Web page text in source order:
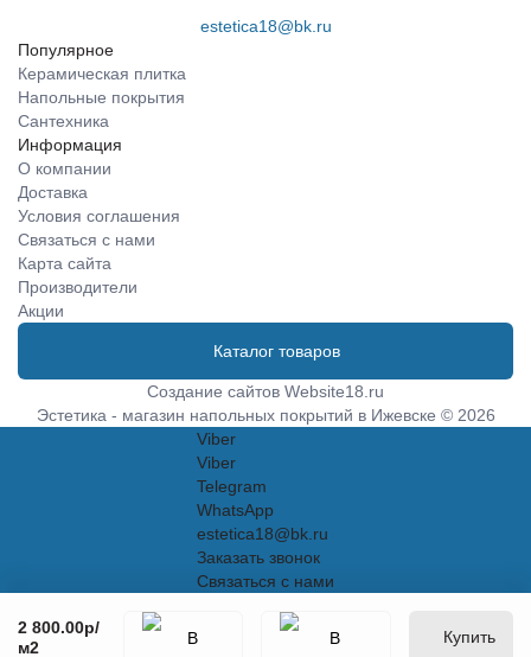
2 800.00р/
м2
Купить
estetica18@bk.ru
Популярное
Керамическая плитка
Напольные покрытия
Сантехника
Информация
О компании
Доставка
Условия соглашения
Связаться с нами
Карта сайта
Производители
Акции
Каталог товаров
Создание сайтов Website18.ru
Эстетика - магазин напольных покрытий в Ижевске © 2026
Viber
Viber
Telegram
WhatsApp
estetica18@bk.ru
Заказать звонок
Связаться с нами